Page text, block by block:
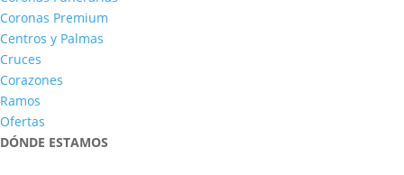
Coronas Premium
Centros y Palmas
Cruces
Corazones
Ramos
Ofertas
DÓNDE ESTAMOS